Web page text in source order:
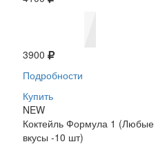
3900
Подробности
Купить
NEW
Коктейль Формула 1 (Любые
вкусы -10 шт)